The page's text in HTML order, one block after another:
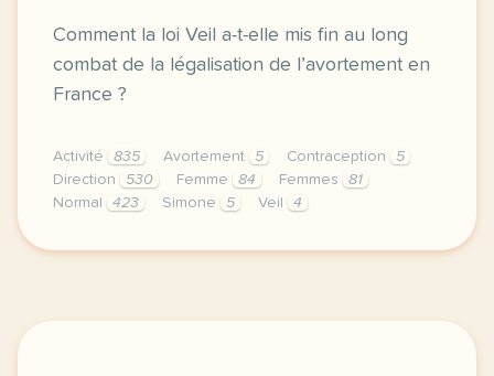
Comment la loi Veil a-t-elle mis fin au long
combat de la légalisation de l’avortement en
France ?
Activité 835 Avortement 5 Contraception
5
Direction
530 Femme 84 Femmes
81
Normal
423 Simone 5 Veil 4
didomi host didomi components button cursor